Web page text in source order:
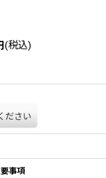
(税込)
ださい
事項